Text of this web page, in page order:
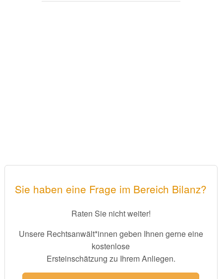
Sie haben eine Frage im Bereich Bilanz?
Raten Sie nicht weiter!
Unsere Rechtsanwält*innen geben Ihnen gerne eine
kostenlose
Ersteinschätzung zu Ihrem Anliegen.